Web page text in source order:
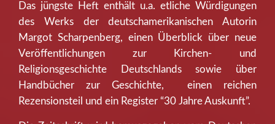
Das jüngste Heft enthält u.a. etliche Würdigungen
des Werks der deutschamerikanischen Autorin
Margot Scharpenberg, einen Überblick über neue
Veröffentlichungen zur Kirchen- und
Religionsgeschichte Deutschlands sowie über
Handbücher zur Geschichte, einen reichen
Rezensionsteil und ein Register “30 Jahre Auskunft”.